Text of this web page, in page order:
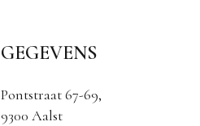
GEGEVENS
Pontstraat 67-69,
9300 Aalst